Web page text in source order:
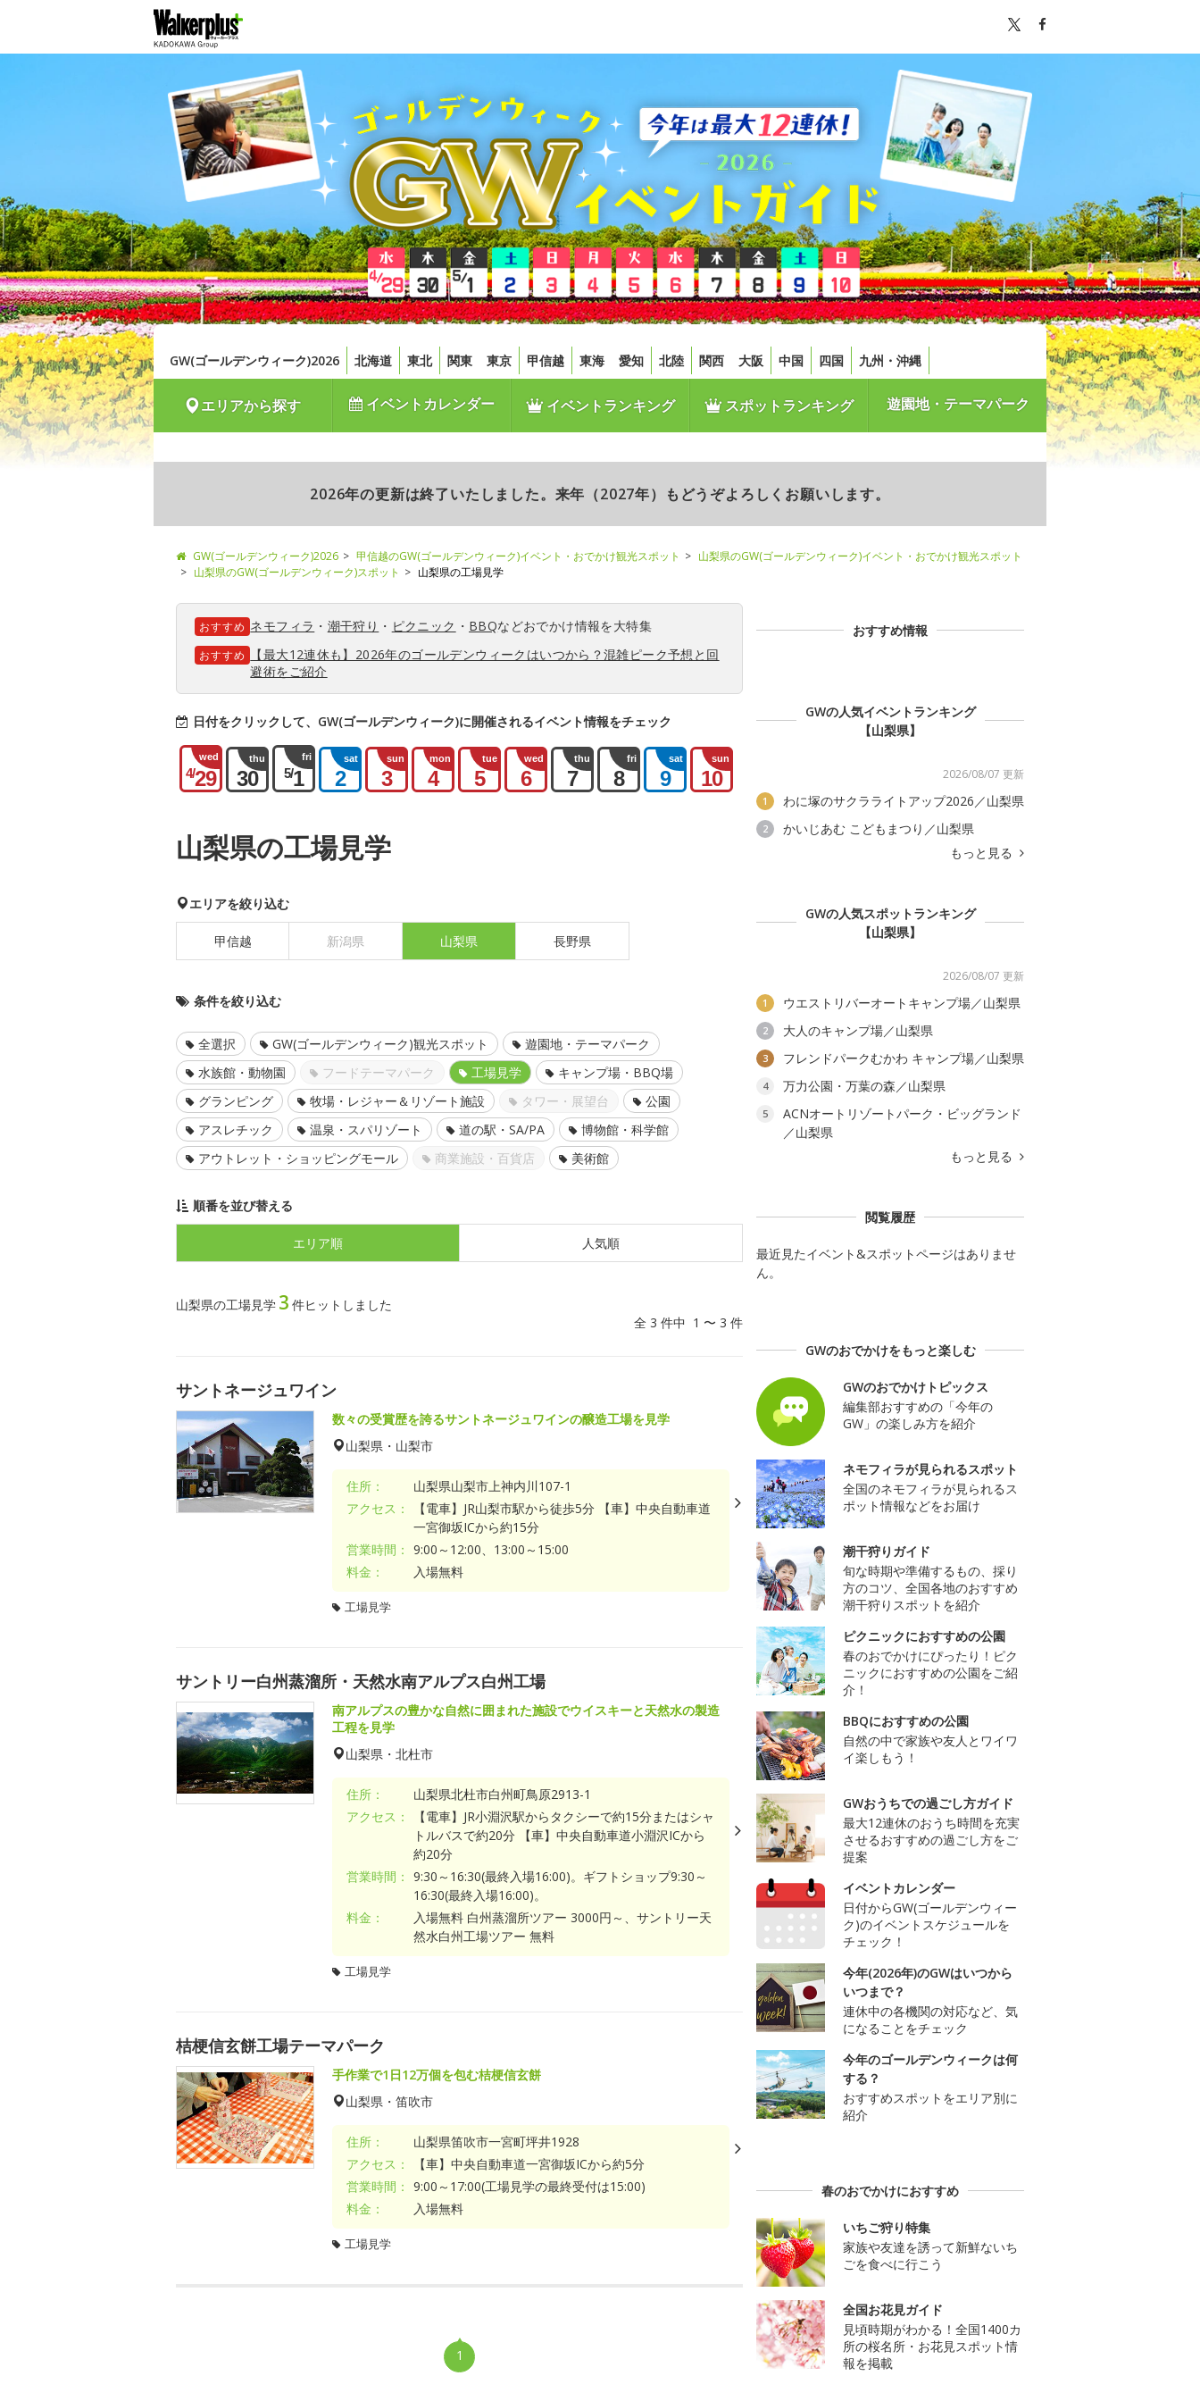
GW(ゴールデンウィーク)2026 北海道 東北 関東 東京 甲信越 東海 愛知 北陸 関西 大阪 中国 四国 九州・沖縄
エリアから探す イベントカレンダー イベントランキング スポットランキング 遊園地・テーマパーク
2026年の更新は終了いたしました。来年（2027年）もどうぞよろしくお願いします。
GW(ゴールデンウィーク)2026 甲信越のGW(ゴールデンウィーク)イベント・おでかけ観光スポット
山梨県のGW(ゴールデンウィーク)イベント・おでかけ観光スポット
山梨県のGW(ゴールデンウィーク)スポット
山梨県の工場見学
おすすめ ネモフィラ ・ 潮干狩り ・ ピクニック ・ BBQなどおでかけ情報を大特集
おすすめ
【最大12連休も】2026年のゴールデンウィークはいつから？混雑ピーク予想と回
避術をご紹介
日付をクリックして、GW(ゴールデンウィーク)に開催されるイベント情報をチェック
wed
4/29
thu
30
fri
5/1
sat
2
sun
3
mon
4
tue
5
wed
6
thu
7
fri
8
sat
9
sun
10
山梨県の工場見学
エリアを絞り込む
甲信越 新潟県 山梨県 長野県
条件を絞り込む
全選択 GW(ゴールデンウィーク)観光スポット
遊園地・テーマパーク
水族館・動物園
フードテーマパーク 工場見学
キャンプ場・BBQ場
グランピング
牧場・レジャー＆リゾート施設 タワー・展望台
公園
アスレチック
温泉・スパリゾート 道の駅・SA/PA
博物館・科学館
アウトレット・ショッピングモール
商業施設・百貨店 美術館
順番を並び替える
エリア順 人気順
山梨県の工場見学 3 件ヒットしました
全 3 件中 1 〜 3 件
サントネージュワイン
数々の受賞歴を誇るサントネージュワインの醸造工場を見学
山梨県・山梨市
住所：
山梨県山梨市上神内川107-1
アクセス：
【電車】JR山梨市駅から徒歩5分 【車】中央自動車道
一宮御坂ICから約15分
営業時間： 9:00～12:00、13:00～15:00
料金：
入場無料
工場見学
サントリー白州蒸溜所・天然水南アルプス白州工場
南アルプスの豊かな自然に囲まれた施設でウイスキーと天然水の製造
工程を見学
山梨県・北杜市
住所：
山梨県北杜市白州町鳥原2913-1
アクセス：
【電車】JR小淵沢駅からタクシーで約15分またはシャ
トルバスで約20分 【車】中央自動車道小淵沢ICから
約20分
営業時間： 9:30～16:30(最終入場16:00)。ギフトショップ9:30～
16:30(最終入場16:00)。
料金：
入場無料 白州蒸溜所ツアー 3000円～、サントリー天
然水白州工場ツアー 無料
工場見学
桔梗信玄餅工場テーマパーク
手作業で1日12万個を包む桔梗信玄餅
山梨県・笛吹市
住所：
山梨県笛吹市一宮町坪井1928
アクセス：
【車】中央自動車道一宮御坂ICから約5分
営業時間： 9:00～17:00(工場見学の最終受付は15:00)
料金：
入場無料
工場見学
1
おすすめ情報
GWの人気イベントランキング
【山梨県】
2026/08/07 更新
1 わに塚のサクラライトアップ2026／山梨県
2
かいじあむ こどもまつり／山梨県
もっと見る
GWの人気スポットランキング
【山梨県】
2026/08/07 更新
1 ウエストリバーオートキャンプ場／山梨県
2 大人のキャンプ場／山梨県
3 フレンドパークむかわ キャンプ場／山梨県
4 万力公園・万葉の森／山梨県
5
ACNオートリゾートパーク・ビッグランド
／山梨県
もっと見る
閲覧履歴
最近見たイベント&スポットページはありませ
ん。
GWのおでかけをもっと楽しむ
GWのおでかけトピックス
編集部おすすめの「今年の
GW」の楽しみ方を紹介
ネモフィラが見られるスポット
全国のネモフィラが見られるス
ポット情報などをお届け
潮干狩りガイド
旬な時期や準備するもの、採り
方のコツ、全国各地のおすすめ
潮干狩りスポットを紹介
ピクニックにおすすめの公園
春のおでかけにぴったり！ピク
ニックにおすすめの公園をご紹
介！
BBQにおすすめの公園
自然の中で家族や友人とワイワ
イ楽しもう！
GWおうちでの過ごし方ガイド
最大12連休のおうち時間を充実
させるおすすめの過ごし方をご
提案
イベントカレンダー
日付からGW(ゴールデンウィー
ク)のイベントスケジュールを
チェック！
今年(2026年)のGWはいつから
いつまで？
連休中の各機関の対応など、気
になることをチェック
今年のゴールデンウィークは何
する？
おすすめスポットをエリア別に
紹介
春のおでかけにおすすめ
いちご狩り特集
家族や友達を誘って新鮮ないち
ごを食べに行こう
全国お花見ガイド
見頃時期がわかる！全国1400カ
所の桜名所・お花見スポット情
報を掲載